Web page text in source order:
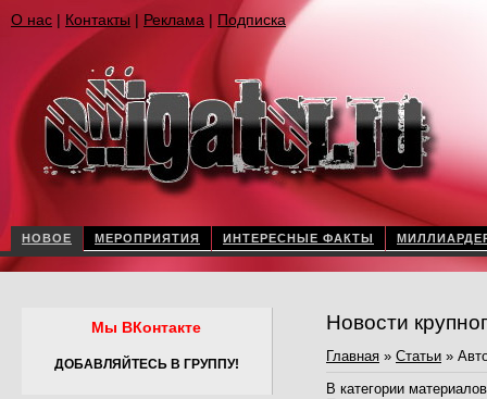
О нас | Контакты | Реклама | Подписка
НОВОЕ МЕРОПРИЯТИЯ ИНТЕРЕСНЫЕ ФАКТЫ
Мы ВКонтакте
ДОБАВЛЯЙТЕСЬ В ГРУППУ!
Новости
Главная » Статьи »
В категории материалов